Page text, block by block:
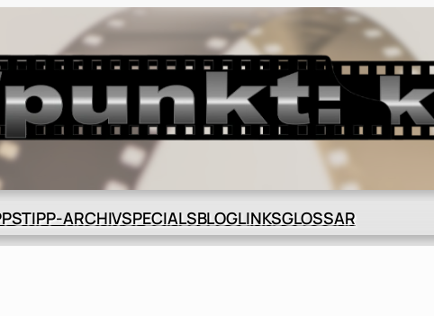
TIPP-ARCHIVSPECIALSBLOGLINKSGLOSSAR